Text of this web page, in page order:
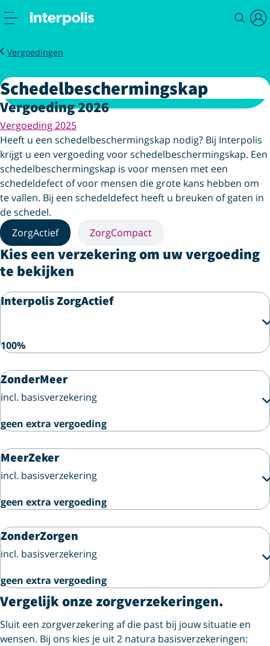
Service
Zorg
Vergoedingen
Schedelbeschermingskap
Schedelbeschermingskap
Vergoeding 2026
Vergoeding 2025
Heeft u een schedelbeschermingskap nodig? Bij Interpolis
krijgt u een vergoeding voor schedelbeschermingskap. Een
schedelbeschermingskap is voor mensen met een
schedeldefect of voor mensen die grote kans hebben om
te vallen. Bij een schedeldefect heeft u breuken of gaten in
de schedel.
ZorgActief
ZorgCompact
Kies een verzekering om uw vergoeding
te bekijken
Interpolis ZorgActief
100%
ZonderMeer
incl. basisverzekering
geen extra vergoeding
MeerZeker
incl. basisverzekering
geen extra vergoeding
ZonderZorgen
incl. basisverzekering
geen extra vergoeding
Vergelijk onze zorgverzekeringen.
Sluit een zorgverzekering af die past bij jouw situatie en
wensen. Bij ons kies je uit 2 natura basisverzekeringen: